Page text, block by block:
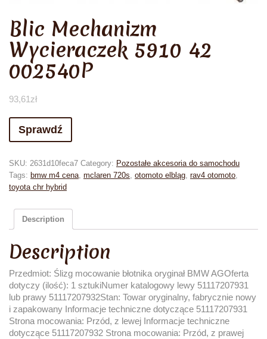
Blic Mechanizm
Wycieraczek 5910 42
002540P
93,61 zł
Sprawdź
SKU: 2631d10feca7 Category: Pozostałe akcesoria do samochodu
Tags: bmw m4 cena, mclaren 720s, otomoto elbląg, rav4 otomoto,
toyota chr hybrid
Description
Description
Przedmiot: Ślizg mocowanie błotnika oryginał BMW AGOferta
dotyczy (ilość): 1 sztukiNumer katalogowy lewy 51117207931
lub prawy 51117207932Stan: Towar oryginalny, fabrycznie nowy
i zapakowany Informacje techniczne dotyczące 51117207931
Strona mocowania: Przód, z lewej Informacje techniczne
dotyczące 51117207932 Strona mocowania: Przód, z prawej